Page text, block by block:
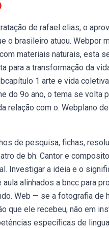
de rafael elias, o
o brasileiro atuou. Webpor
materiais naturais, esta
para a transformação da
1 arte e vida
do 9o ano, o tema se volta
relação com o. Webplano
de pesquisa, fichas,
de bh. Cantor e
Investigar a ideia e o
aula alinhados a bncc para
Web — se a fotografia
que ele recebeu, não em
específicas de